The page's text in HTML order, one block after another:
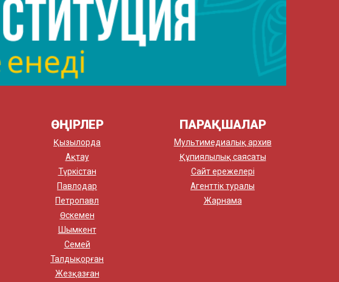
ӨҢІРЛЕР
Қызылорда
Ақтау
Түркістан
Павлодар
Петропавл
Өскемен
Шымкент
Семей
Талдықорған
Жезқазған
ПАРАҚШАЛАР
Мультимедиалық архив
Құпиялылық саясаты
Сайт ережелері
Агенттік туралы
Жарнама